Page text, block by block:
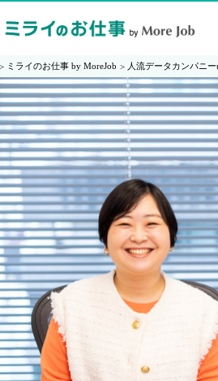
ミライのお仕事 by MoreJob 人流データカンパニ